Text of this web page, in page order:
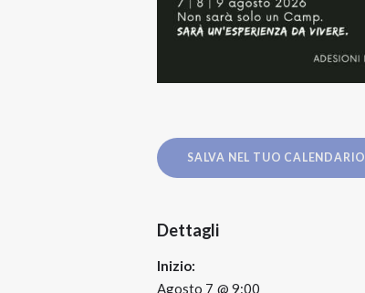
SALVA NEL TUO CALENDARIO
Dettagli
Inizio:
Agosto 7 @ 9:00